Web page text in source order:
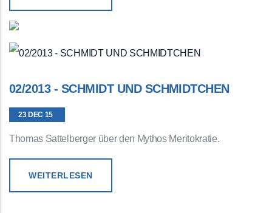
02/2013 - SCHMIDT UND SCHMIDTCHEN
23 DEC 15
Thomas Sattelberger über den Mythos Meritokratie.
WEITERLESEN